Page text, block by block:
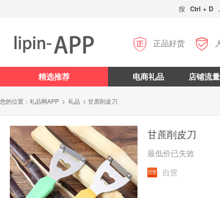
按 Ctrl + D
 正品好货 
精选推荐 电商礼品 店铺流量
您的位置： 礼品网APP > 礼品 > 甘蔗削皮刀
甘蔗削皮刀
最低价已失效
自营